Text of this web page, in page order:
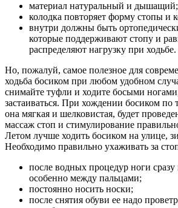
материал натуральный и дышащий;
колодка повторяет форму стопы и
внутри должны быть
которые поддерживают стопу и
распределяют нагрузку при ходьбе.
Но, пожалуй, самое полезное для
ходьба босиком при любом удобном
снимайте туфли и ходите босыми
застаиваться. При хождении босиком по
она мягкая и шелковистая, будет
массаж стоп и стимулирование
Летом лучше ходить босиком на улице,
Необходимо правильно ухаживать за
после водных процедур ноги сразу
особенно между пальцами;
постоянно носить носки;
после снятия обуви ее надо